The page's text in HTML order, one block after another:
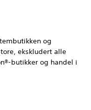
og
ekskludert alle
butikker og handel i